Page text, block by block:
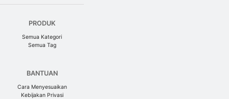
PRODUK
Semua Kategori
Semua Tag
BANTUAN
Cara Menyesuaikan
Kebijakan Privasi